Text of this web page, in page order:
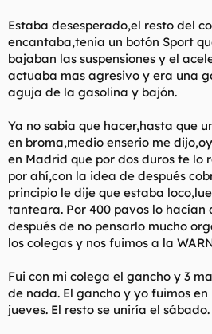
Estaba desesperado,el resto del
encantaba,tenia un botón Sport
bajaban las suspensiones y el
actuaba mas agresivo y era una
aguja de la gasolina y bajón.
Ya no sabia que hacer,hasta que
en broma,medio enserio me
en Madrid que por dos duros te lo
por ahí,con la idea de después
principio le dije que estaba
tanteara. Por 400 pavos lo hacían
después de no pensarlo mucho
los colegas y nos fuimos a la
Fui con mi colega el gancho y 3
de nada. El gancho y yo fuimos en
jueves. El resto se uniría el sábado.